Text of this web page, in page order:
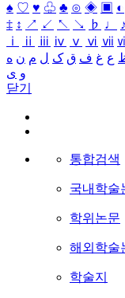
♠ ♡ ♥ ♧ ♣ ⊙ ◈ ▣ ◐
‡ ↕ ↗ ↙ ↖ ↘ ♭ ♩ ♪
ⅰ
ⅱ ⅲ ⅳ ⅴ ⅵ ⅶ
ع غ ف ق ک ل م ن ه
و ی
닫기
통합검색
국내학술
학위논문
해외학술
학술지